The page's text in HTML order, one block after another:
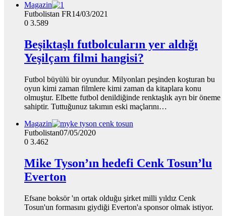
Magazin
Futbolistan FR14/03/2021
0 3.589
Beşiktaşlı futbolcuların yer aldığı
Yeşilçam filmi hangisi?
Futbol büyülü bir oyundur. Milyonları peşinden koşturan bu
oyun kimi zaman filmlere kimi zaman da kitaplara konu
olmuştur. Elbette futbol denildiğinde renktaşlık ayrı bir öneme
sahiptir. Tuttuğunuz takımın eski maçlarını…
Magazin
Futbolistan07/05/2020
0 3.462
Mike Tyson’ın hedefi Cenk Tosun’lu
Everton
Efsane boksör 'ın ortak olduğu şirket milli yıldız Cenk
Tosun'un formasını giydiği Everton'a sponsor olmak istiyor.